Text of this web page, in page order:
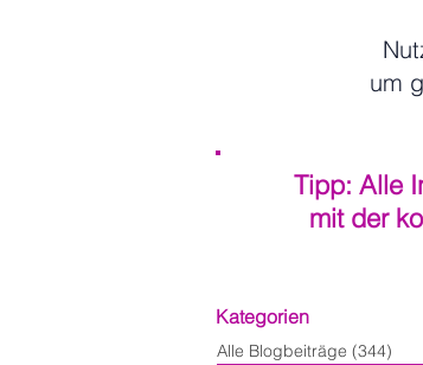
um
Tipp: Alle
mit der
Kategorien
Alle Blogbeiträge (344)